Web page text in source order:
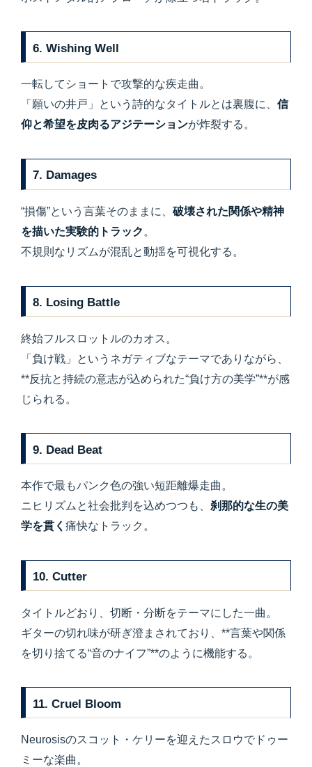
6. Wishing Well
一転してショートで攻撃的な疾走曲。
「願いの井戸」という詩的なタイトルとは裏腹に、 信
仰と希望を皮肉るアジテーションが炸裂する。
7. Damages
“損傷”という言葉そのままに、 破壊された関係や精神
を描いた実験的トラック 。
不規則なリズムが混乱と動揺を可視化する。
8. Losing Battle
終始フルスロットルのカオス。
「負け戦」というネガティブなテーマでありながら、
**反抗と持続の意志が込められた“負け方の美学”**が感
じられる。
9. Dead Beat
本作で最もパンク色の強い短距離爆走曲。
ニヒリズムと社会批判を込めつつも、 刹那的な生の美
学を貫く 痛快なトラック。
10. Cutter
タイトルどおり、切断・分断をテーマにした一曲。
ギターの切れ味が研ぎ澄まされており、**言葉や関係
を切り捨てる“音のナイフ”**のように機能する。
11. Cruel Bloom
Neurosisのスコット・ケリーを迎えたスロウでドゥー
ミーな楽曲。